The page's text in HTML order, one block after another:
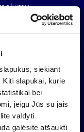
siekiant
Kiti slapukai, kurie
bei
jeigu Jūs su jais
valdyti
galėsite atšaukti
investicijų
Capital
kotiruojamos
Oficialiajame
Atgal